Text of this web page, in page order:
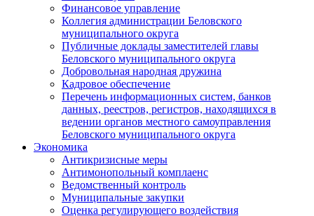
Финансовое управление
Коллегия администрации Беловского
муниципального округа
Публичные доклады заместителей главы
Беловского муниципального округа
Добровольная народная дружина
Кадровое обеспечение
Перечень информационных систем, банков
данных, реестров, регистров, находящихся в
ведении органов местного самоуправления
Беловского муниципального округа
Экономика
Антикризисные меры
Антимонопольный комплаенс
Ведомственный контроль
Муниципальные закупки
Оценка регулирующего воздействия